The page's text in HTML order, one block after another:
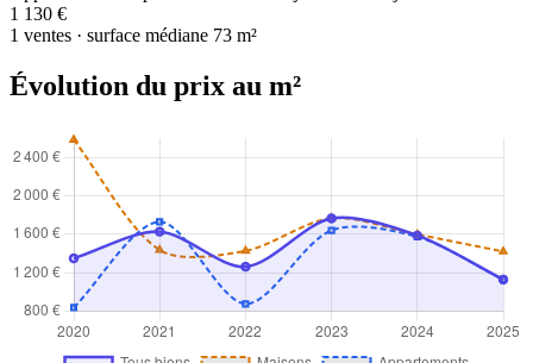
1 130 €
1 ventes · surface médiane 73 m²
Évolution du prix au m²